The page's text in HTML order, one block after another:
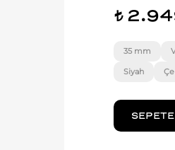
t
35 mm
Siyah